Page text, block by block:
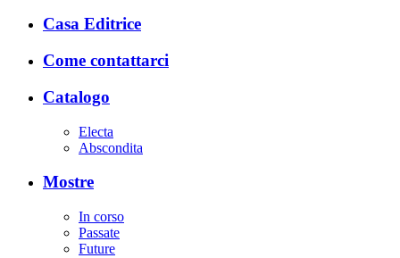
Casa Editrice
Come contattarci
Catalogo
Electa
Abscondita
Mostre
In corso
Passate
Future